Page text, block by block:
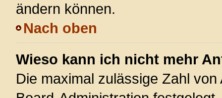
ändern können.
Nach oben
Wieso kann ich nicht mehr
Die maximal zulässige Zahl